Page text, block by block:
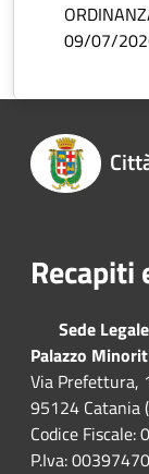
09/07/
Recapiti
Sede Legale
Palazzo
Via Prefettura,
95124 Catania
Codice
P.Iva: